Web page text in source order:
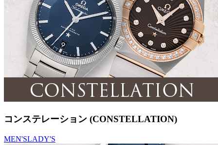
コンステレーション (CONSTELLATION)
MEN'SLADY'S